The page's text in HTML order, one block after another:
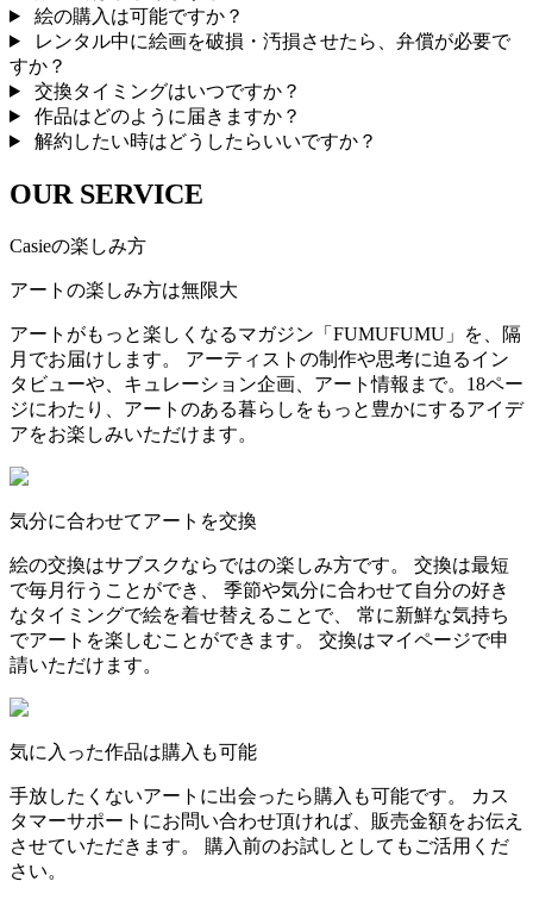
絵の購入は可能ですか？
レンタル中に絵画を破損・汚損させたら、弁償が必要で
すか？
交換タイミングはいつですか？
作品はどのように届きますか？
解約したい時はどうしたらいいですか？
OUR SERVICE
Casieの楽しみ方
アートの楽しみ方は無限大
アートがもっと楽しくなるマガジン「FUMUFUMU」を、隔
月でお届けします。 アーティストの制作や思考に迫るイン
タビューや、キュレーション企画、アート情報まで。18ペー
ジにわたり、アートのある暮らしをもっと豊かにするアイデ
アをお楽しみいただけます。
気分に合わせてアートを交換
絵の交換はサブスクならではの楽しみ方です。 交換は最短
で毎月行うことができ、 季節や気分に合わせて自分の好き
なタイミングで絵を着せ替えることで、 常に新鮮な気持ち
でアートを楽しむことができます。 交換はマイページで申
請いただけます。
気に入った作品は購入も可能
手放したくないアートに出会ったら購入も可能です。 カス
タマーサポートにお問い合わせ頂ければ、販売金額をお伝え
させていただきます。 購入前のお試しとしてもご活用くだ
さい。